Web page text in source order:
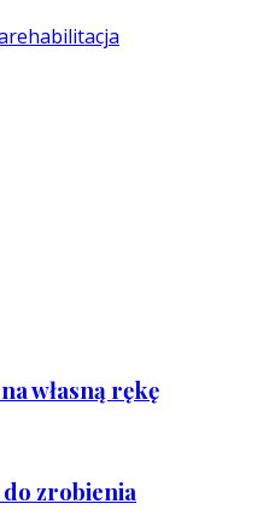
rehabilitacja
własną rękę
zrobienia